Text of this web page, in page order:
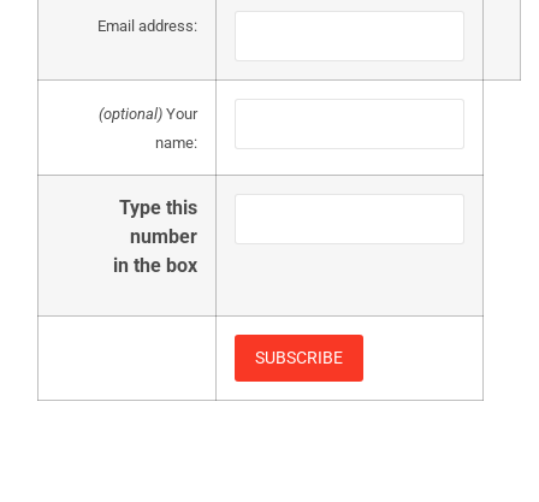
Email address:
(optional) Your
name:
Type this
number
in the box